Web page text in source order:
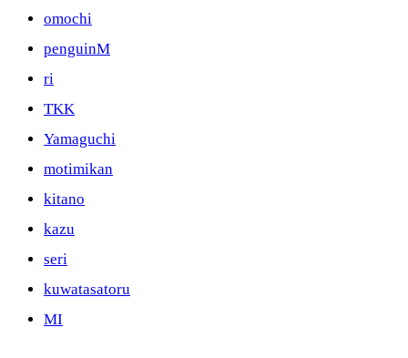
omochi
penguinM
ri
TKK
Yamaguchi
motimikan
kitano
kazu
seri
kuwatasatoru
MI